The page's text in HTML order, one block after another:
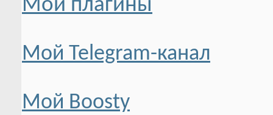
Мои плагины
Мой Telegram-канал
Мой Boosty